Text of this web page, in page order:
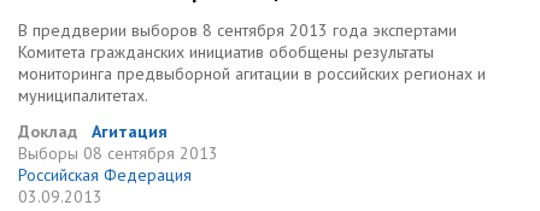
В преддверии выборов 8 сентября 2013 года экспертами
Комитета гражданских инициатив обобщены результаты
мониторинга предвыборной агитации в российских регионах и
муниципалитетах.
Доклад
Агитация
Выборы 08 сентября 2013
Российская Федерация
03.09.2013